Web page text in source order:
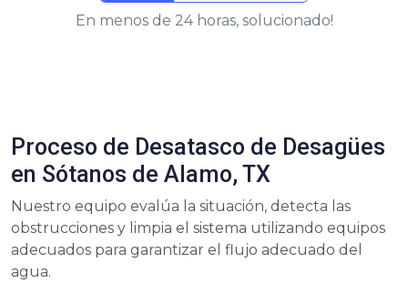
En menos de 24 horas, solucionado!
Proceso de Desatasco de Desagües
en Sótanos de Alamo, TX
Nuestro equipo evalúa la situación, detecta las
obstrucciones y limpia el sistema utilizando equipos
adecuados para garantizar el flujo adecuado del
agua.